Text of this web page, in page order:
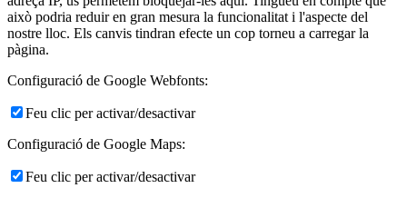
això podria reduir en gran mesura la funcionalitat i l'aspecte del
nostre lloc. Els canvis tindran efecte un cop torneu a carregar la
pàgina.
Configuració de Google Webfonts:
Feu clic per activar/desactivar
Configuració de Google Maps:
Feu clic per activar/desactivar